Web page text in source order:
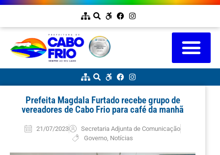
Prefeita Magdala Furtado recebe grupo de
vereadores de Cabo Frio para café da manhã
21/07/2023
Secretaria Adjunta de Comunicação
Governo, Notícias